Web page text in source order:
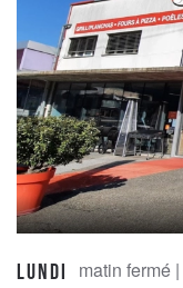
Lundi matin fermé